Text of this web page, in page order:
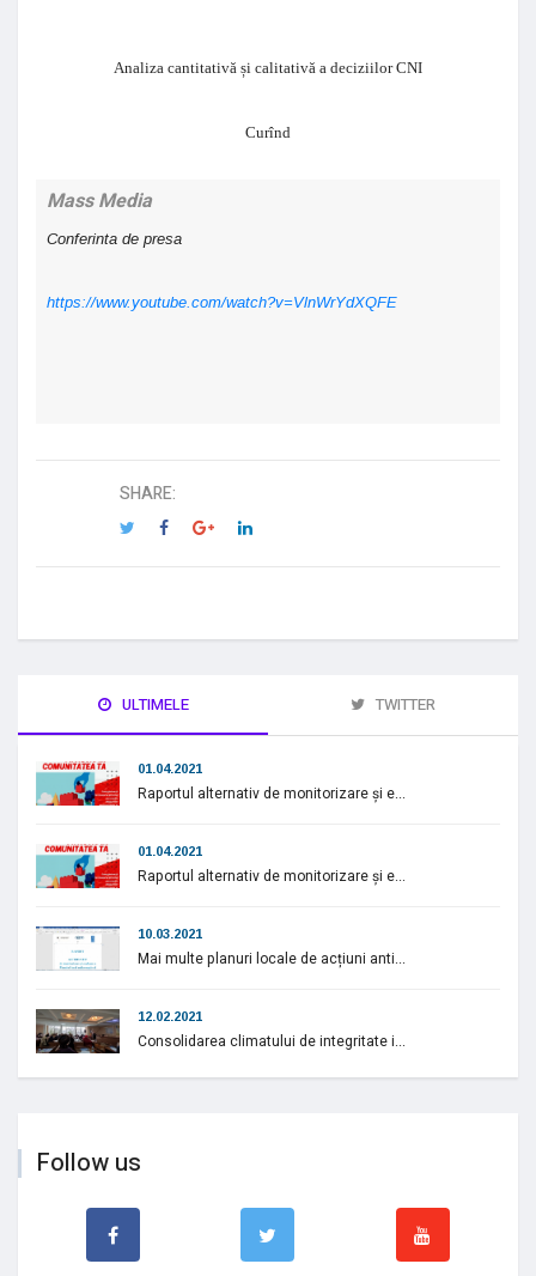
Analiza cantitativă și calitativă a deciziilor CNI
Curînd
Mass Media
Conferinta de presa
https://www.youtube.com/watch?v=VlnWrYdXQFE
SHARE:
ULTIMELE TWITTER
01.04.2021
Raportul alternativ de monitorizare și e...
01.04.2021
Raportul alternativ de monitorizare și e...
10.03.2021
Mai multe planuri locale de acțiuni anti...
12.02.2021
Consolidarea climatului de integritate i...
Follow us